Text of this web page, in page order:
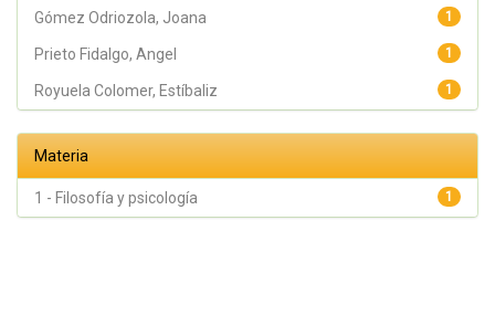
1
Gómez Odriozola, Joana
1
Prieto Fidalgo, Angel
1
Royuela Colomer, Estíbaliz
Materia
1
1 - Filosofía y psicología